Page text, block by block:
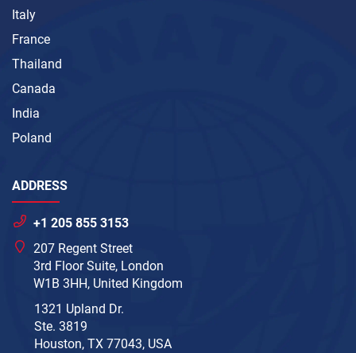
Italy
France
Thailand
Canada
India
Poland
ADDRESS
+1 205 855 3153
207 Regent Street
3rd Floor Suite, London
W1B 3HH, United Kingdom
1321 Upland Dr.
Ste. 3819
Houston, TX 77043, USA